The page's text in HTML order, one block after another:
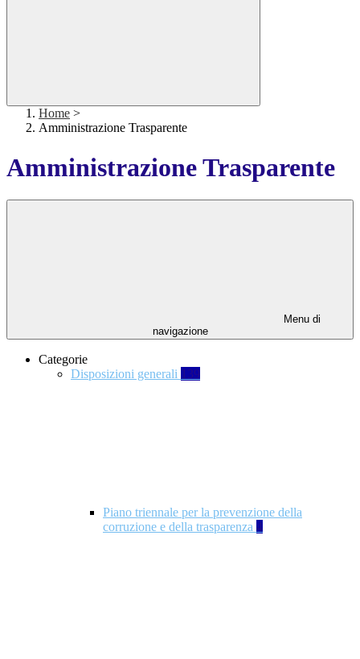
Home >
Amministrazione Trasparente
Amministrazione Trasparente
Menu di
navigazione
Categorie
Disposizioni generali 139
Piano triennale per la prevenzione della
corruzione e della trasparenza 4